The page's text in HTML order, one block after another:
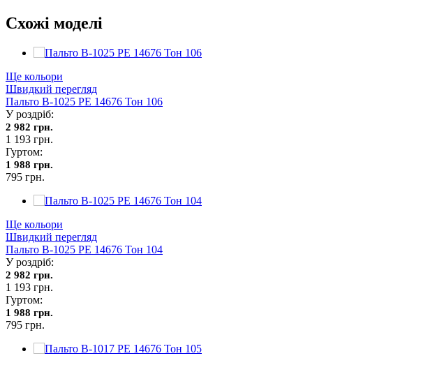
Схожі моделі
Ще кольори
Швидкий перегляд
Пальто В-1025 PE 14676 Тон 106
У роздріб:
2 982 грн.
1 193 грн.
Гуртом:
1 988 грн.
795 грн.
Ще кольори
Швидкий перегляд
Пальто В-1025 PE 14676 Тон 104
У роздріб:
2 982 грн.
1 193 грн.
Гуртом:
1 988 грн.
795 грн.